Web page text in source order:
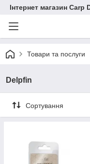
Інтернет магазин Carp
Товари та послуги
Delpfin
Сортування